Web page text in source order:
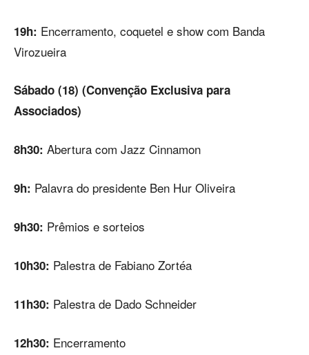
19h: Encerramento, coquetel e show com Banda
Virozueira
Sábado (18) (Convenção Exclusiva para
Associados)
8h30: Abertura com Jazz Cinnamon
9h: Palavra do presidente Ben Hur Oliveira
9h30: Prêmios e sorteios
10h30: Palestra de Fabiano Zortéa
11h30: Palestra de Dado Schneider
12h30: Encerramento